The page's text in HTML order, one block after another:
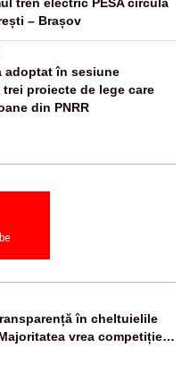
– Brașov
adoptat în sesiune
proiecte de lege care
din PNRR
în cheltuielile
vrea competiție
locală – SONDAJ